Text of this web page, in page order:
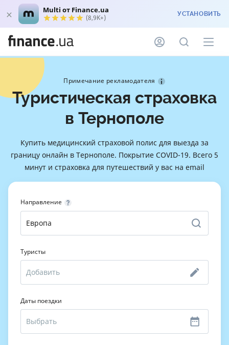
Multi от Finance.ua
(8,9K+) УСТАНОВИТЬ
Примечание рекламодателя
Туристическая страховка
в Тернополе
Купить медицинский страховой полис для выезда за
границу онлайн в Тернополе. Покрытие COVID-19. Всего 5
минут и страховка для путешествий у вас на email
Направление
Туристы
Даты поездки